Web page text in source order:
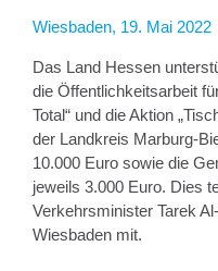
Wiesbaden, 19. Mai 2022
Das Land Hessen
die Öffentlichkeitsarbeit
Total“ und die Aktion
der Landkreis Marburg-
10.000 Euro sowie die
jeweils 3.000 Euro. Dies
Verkehrsminister Tarek
Wiesbaden mit.